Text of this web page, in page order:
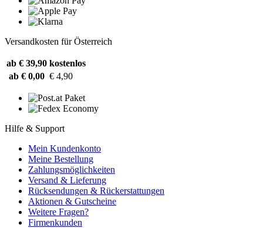
Versandkosten für Österreich
ab € 39,90 kostenlos
ab € 0,00 € 4,90
Hilfe & Support
Mein Kundenkonto
Meine Bestellung
Zahlungsmöglichkeiten
Versand & Lieferung
Rücksendungen & Rückerstattungen
Aktionen & Gutscheine
Weitere Fragen?
Firmenkunden